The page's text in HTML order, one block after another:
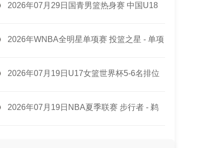
2026年07月29日国青男篮热身赛 中国U18
2026年WNBA全明星单项赛 投篮之星 - 单项
2026年07月19日U17女篮世界杯5-6名排位
2026年07月19日NBA夏季联赛 步行者 - 鹈